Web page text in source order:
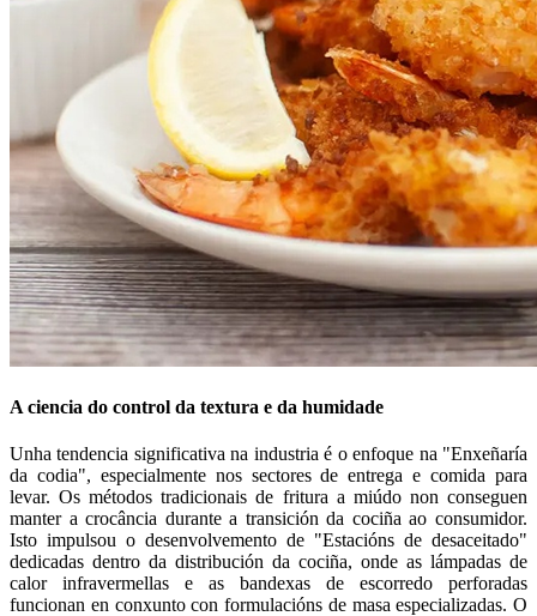
A ciencia do control da textura e da humidade
Unha tendencia significativa na industria é o enfoque na "Enxeñaría
da codia", especialmente nos sectores de entrega e comida para
levar. Os métodos tradicionais de fritura a miúdo non conseguen
manter a crocância durante a transición da cociña ao consumidor.
Isto impulsou o desenvolvemento de "Estacións de desaceitado"
dedicadas dentro da distribución da cociña, onde as lámpadas de
calor infravermellas e as bandexas de escorredo perforadas
funcionan en conxunto con formulacións de masa especializadas. O